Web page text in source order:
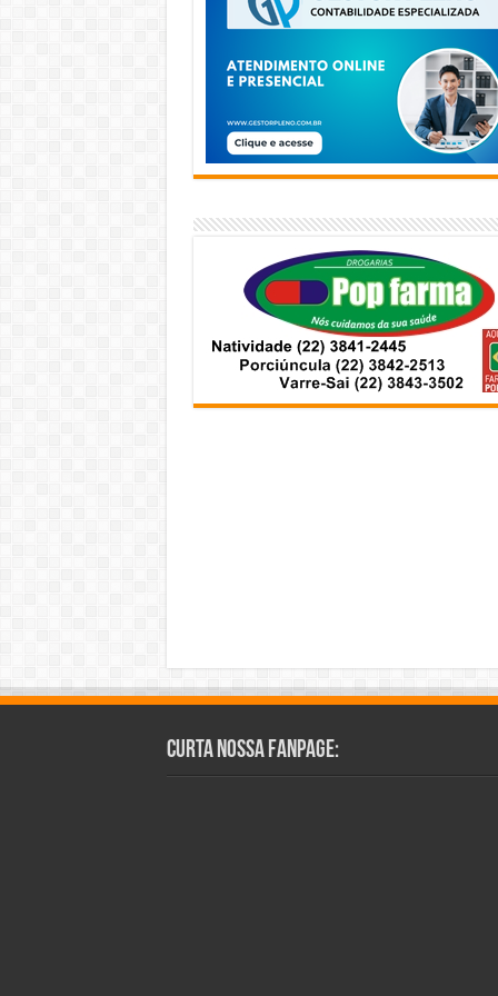
Curta Nossa Fanpage: